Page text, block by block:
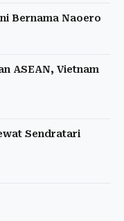
Bernama Naoero
ASEAN, Vietnam
Sendratari